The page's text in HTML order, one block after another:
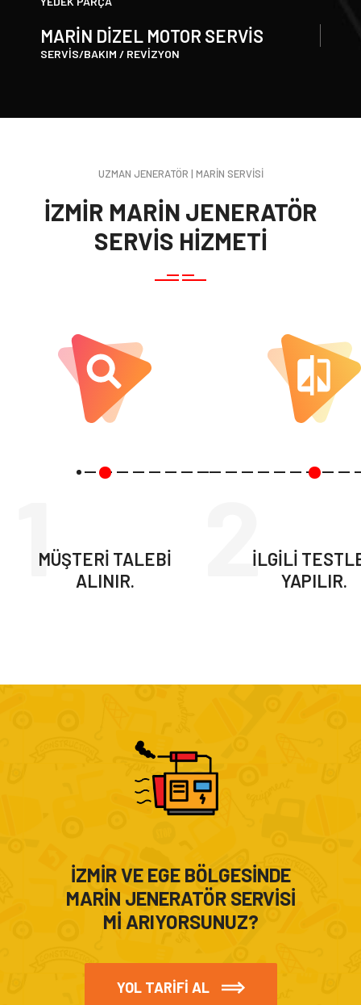
MARİN DİZEL MOTOR SERVİS
SERVİS/BAKIM / REVİZYON
UZMAN JENERATÖR | MARİN SERVİSİ
İZMİR MARİN JENERATÖR
SERVİS HİZMETİ
1
MÜŞTERİ TALEBİ
ALINIR.
2
İLGİLİ
YAPILIR.
İZMİR VE EGE BÖLGESİNDE
MARİN JENERATÖR SERVİSİ
Mİ ARIYORSUNUZ?
YOL TARİFİ AL